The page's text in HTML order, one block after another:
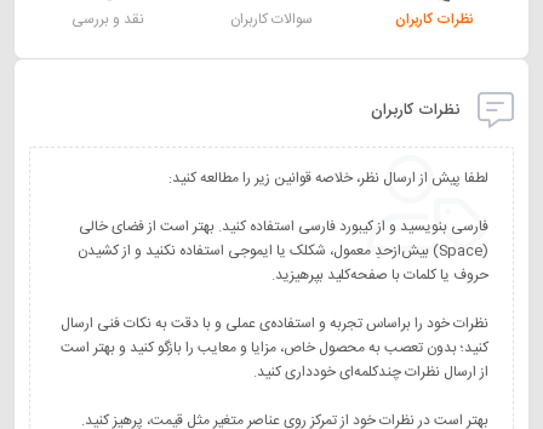
نظرات کاربران سوالات کاربران نقد و بررسی
نظرات کاربران
فارسی بنویسید و از کیبورد فارسی استفاده کنید. بهتر است از فضای خالی
(Space) بیش‌از‌حدِ معمول، شکلک یا ایموجی استفاده نکنید و از کشیدن
نظرات خود را براساس تجربه و استفاده‌ی عملی و با دقت به نکات فنی ارسال
کنید؛ بدون تعصب به محصول خاص، مزایا و معایب را بازگو کنید و بهتر است